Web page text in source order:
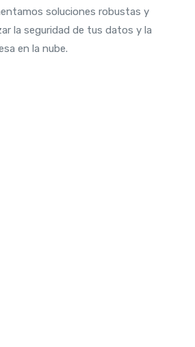
soluciones robustas y
la seguridad de tus datos y la
en la nube.